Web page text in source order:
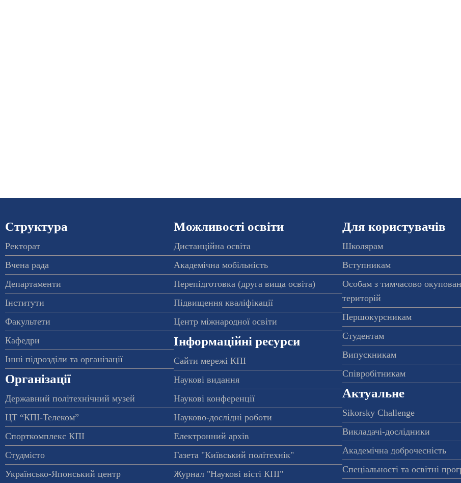
Структура
Ректорат
Вчена рада
Департаменти
Інститути
Факультети
Кафедри
Інші підрозділи та організації
Організації
Державний політехнічний музей
ЦТ “КПІ-Телеком”
Спорткомплекс КПІ
Студмісто
Українсько-Японський центр
Можливості освіти
Дистанційна освіта
Академічна мобільність
Перепідготовка (друга вища освіта)
Підвищення кваліфікації
Центр міжнародної освіти
Інформаційні ресурси
Сайти мережі КПІ
Наукові видання
Наукові конференції
Науково-дослідні роботи
Електронний архів
Газета "Київський політехнік"
Журнал "Наукові вісті КПІ"
Для користувачів
Школярам
Вступникам
Особам з тимчасово
територій
Першокурсникам
Студентам
Випускникам
Співробітникам
Актуальне
Sikorsky Challenge
Викладачі-дослідники
Академічна доброчесність
Спеціальності та освітні